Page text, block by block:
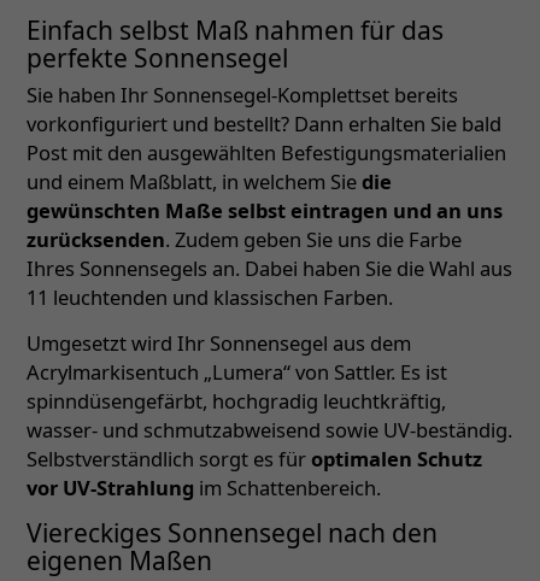
Einfach selbst Maß nahmen für das
perfekte Sonnensegel
Sie haben Ihr Sonnensegel-Komplettset bereits
vorkonfiguriert und bestellt? Dann erhalten Sie bald
Post mit den ausgewählten Befestigungsmaterialien
und einem Maßblatt, in welchem Siedie
gewünschten Maße selbst eintragen und an uns
zurücksenden. Zudem geben Sie uns die Farbe
Ihres Sonnensegels an. Dabei haben Sie die Wahl aus
11 leuchtenden und klassischen Farben.
Umgesetzt wird Ihr Sonnensegel aus dem
Acrylmarkisentuch „Lumera“ von Sattler. Es ist
spinndüsengefärbt, hochgradig leuchtkräftig,
wasser- und schmutzabweisend sowie UV-beständig.
Selbstverständlich sorgt es füroptimalen Schutz
vor UV-Strahlung im Schattenbereich.
Viereckiges Sonnensegel nach den
eigenen Maßen